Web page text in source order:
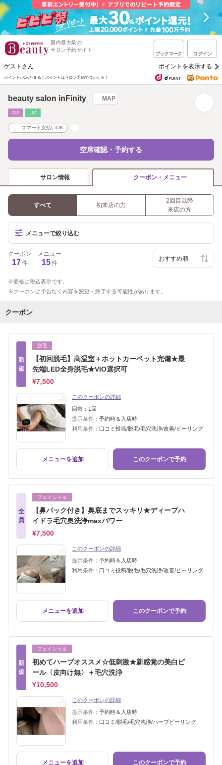
国内最大級の
サロン予約サイト
ブックマーク ログイン
ゲストさん ポイントを表示する
ポイントが1%たまる！ ポイントはサロン予約でつかえる！
beauty salon inFinity MAP
ｴｽﾃ ﾘﾗｸ
スマート支払いOK
空席確認・予約する
サロン情報 クーポン・メニュー
すべて 初来店の方
2回目以降
来店の方
メニューで絞り込む
クーポン
17件
メニュー
15件
価格は税込表示です。
クーポンは予告なく内容を変更・終了する可能性があります。
クーポン
新
規
脱毛
【初回脱毛】高温室＋ホットカーペット完備★最
先端LED全身脱毛★VIO選択可
¥7,500
このクーポンの詳細
回数： 1回
提示条件： 予約時＆入店時
利用条件： 口コミ投稿/脱毛/毛穴洗浄/改善/ピーリング
メニューを追加 このクーポンで予約
全
員
フェイシャル
【鼻パック付き】奥底までスッキリ★ディープハ
イドラ毛穴奥洗浄maxパワー
¥7,500
このクーポンの詳細
提示条件： 予約時＆入店時
利用条件： 口コミ投稿/脱毛/毛穴洗浄/改善/ピーリング
メニューを追加 このクーポンで予約
新
規
フェイシャル
初めてハーブオススメ☆低刺激★新感覚の美白ピ
ール〈皮向け無〉＋毛穴洗浄
¥10,500
このクーポンの詳細
提示条件： 予約時＆入店時
利用条件： 口コミ/脱毛/毛穴洗浄/ハーブピーリング
メニューを追加 このクーポンで予約